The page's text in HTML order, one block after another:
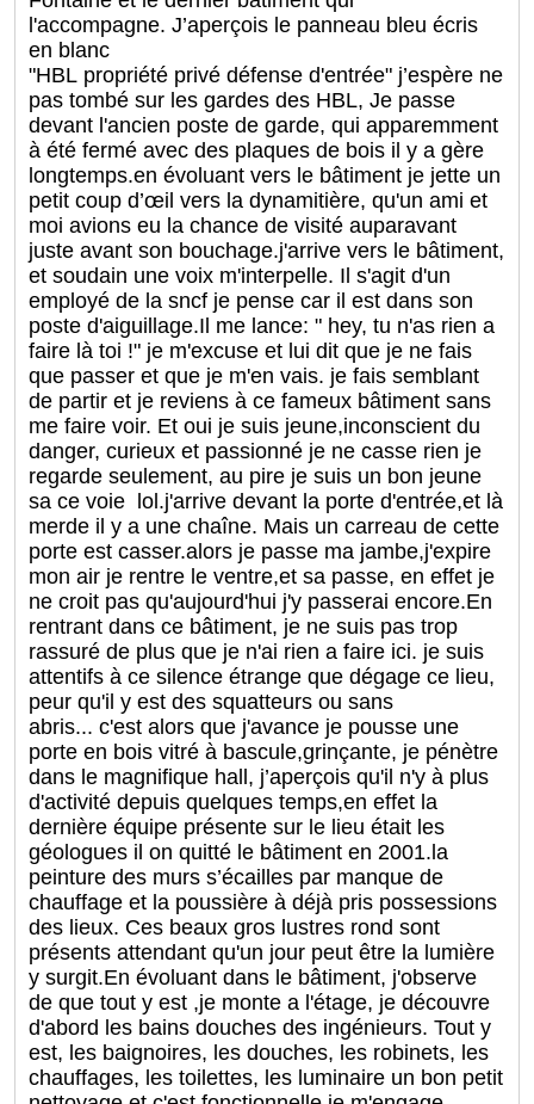
l'accompagne. J’aperçois le panneau bleu écris
en blanc
"HBL propriété privé défense d'entrée" j’espère ne
pas tombé sur les gardes des HBL, Je passe
devant l'ancien poste de garde, qui apparemment
à été fermé avec des plaques de bois il y a gère
longtemps.en évoluant vers le bâtiment je jette un
petit coup d’œil vers la dynamitière, qu'un ami et
moi avions eu la chance de visité auparavant
juste avant son bouchage.j'arrive vers le bâtiment,
et soudain une voix m'interpelle. Il s'agit d'un
employé de la sncf je pense car il est dans son
poste d'aiguillage.Il me lance: " hey, tu n'as rien a
faire là toi !" je m'excuse et lui dit que je ne fais
que passer et que je m'en vais. je fais semblant
de partir et je reviens à ce fameux bâtiment sans
me faire voir. Et oui je suis jeune,inconscient du
danger, curieux et passionné je ne casse rien je
regarde seulement, au pire je suis un bon jeune
sa ce voie lol.j'arrive devant la porte d'entrée,et là
merde il y a une chaîne. Mais un carreau de cette
porte est casser.alors je passe ma jambe,j'expire
mon air je rentre le ventre,et sa passe, en effet je
ne croit pas qu'aujourd'hui j'y passerai encore.En
rentrant dans ce bâtiment, je ne suis pas trop
rassuré de plus que je n'ai rien a faire ici. je suis
attentifs à ce silence étrange que dégage ce lieu,
peur qu'il y est des squatteurs ou sans
abris... c'est alors que j'avance je pousse une
porte en bois vitré à bascule,grinçante, je pénètre
dans le magnifique hall, j’aperçois qu'il n'y à plus
d'activité depuis quelques temps,en effet la
dernière équipe présente sur le lieu était les
géologues il on quitté le bâtiment en 2001.la
peinture des murs s’écailles par manque de
chauffage et la poussière à déjà pris possessions
des lieux. Ces beaux gros lustres rond sont
présents attendant qu'un jour peut être la lumière
y surgit.En évoluant dans le bâtiment, j'observe
de que tout y est ,je monte a l'étage, je découvre
d'abord les bains douches des ingénieurs. Tout y
est, les baignoires, les douches, les robinets, les
chauffages, les toilettes, les luminaire un bon petit